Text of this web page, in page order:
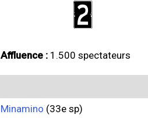
2
Affluence : 1.500 spectateurs
Minamino (33e sp)